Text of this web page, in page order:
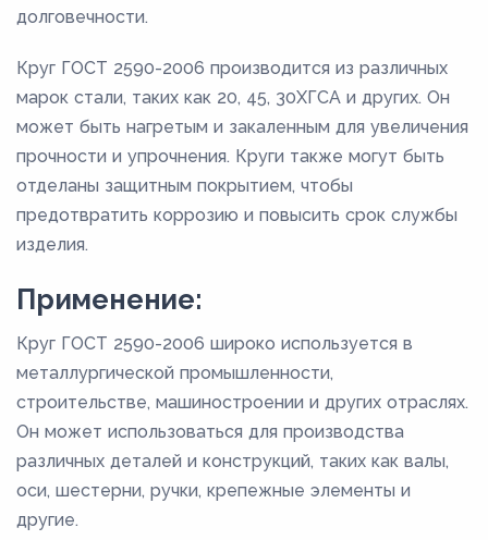
долговечности.
Круг ГОСТ 2590-2006 производится из различных
марок стали, таких как 20, 45, 30ХГСА и других. Он
может быть нагретым и закаленным для увеличения
прочности и упрочнения. Круги также могут быть
отделаны защитным покрытием, чтобы
предотвратить коррозию и повысить срок службы
изделия.
Применение:
Круг ГОСТ 2590-2006 широко используется в
металлургической промышленности,
строительстве, машиностроении и других отраслях.
Он может использоваться для производства
различных деталей и конструкций, таких как валы,
оси, шестерни, ручки, крепежные элементы и
другие.